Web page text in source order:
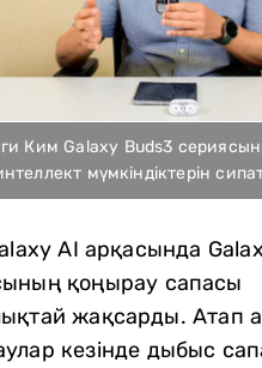
Ким Galaxy Buds3
мүмкіндіктерін
AI арқасында
қоңырау сапасы
жақсарды. Атап
кезінде дыбыс